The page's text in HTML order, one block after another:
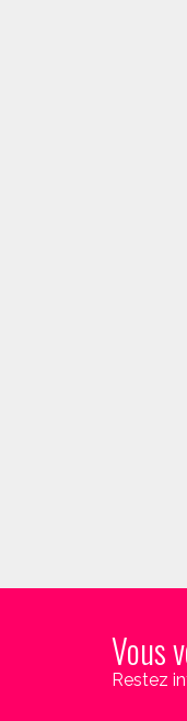
Vous
Restez